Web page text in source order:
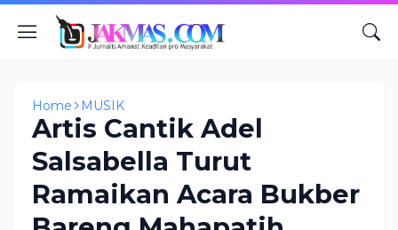
Home MUSIK
Artis Cantik Adel
Salsabella Turut
Ramaikan Acara Bukber